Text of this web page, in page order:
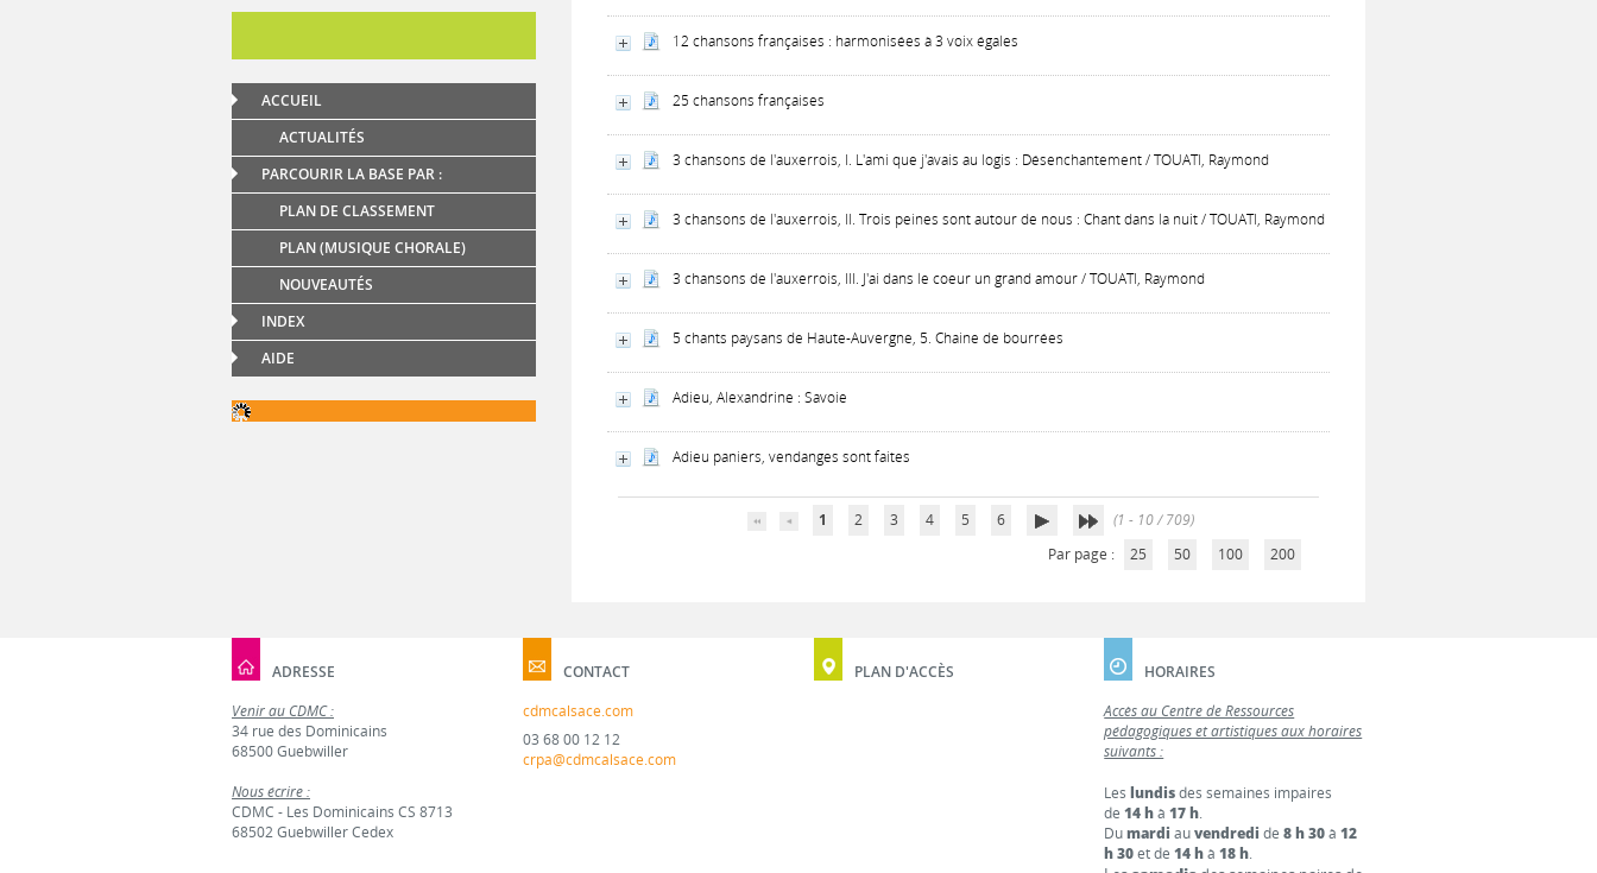
ACCUEIL
ACTUALITÉS
PARCOURIR LA BASE PAR :
PLAN DE CLASSEMENT
PLAN (MUSIQUE CHORALE)
NOUVEAUTÉS
INDEX
AIDE
12 chansons françaises : harmonisées à 3 voix égales
25 chansons françaises
3 chansons de l'auxerrois, I. L'ami que j'avais au logis : Désenchantement / TOUATI, Raymond
3 chansons de l'auxerrois, II. Trois peines sont autour de nous : Chant dans la nuit / TOUATI, Raymond
3 chansons de l'auxerrois, III. J'ai dans le coeur un grand amour / TOUATI, Raymond
5 chants paysans de Haute-Auvergne, 5. Chaine de bourrées
Adieu, Alexandrine : Savoie
Adieu paniers, vendanges sont faites
1 2 3 4 5 6
(1 - 10 / 709)
Par page :
25 50 100 200
ADRESSE
Venir au CDMC :
34 rue des Dominicains
68500 Guebwiller
Nous écrire :
CDMC - Les Dominicains CS 8713
68502 Guebwiller Cedex
CONTACT
cdmcalsace.com
03 68 00 12 12
crpa@cdmcalsace.com
PLAN D'ACCÈS
HORAIRES
Accès au Centre de Ressources
pédagogiques et artistiques aux horaires
suivants :
Leslundisdes semaines impaires
de14 hà17 h.
Dumardi auvendredi de8 h 30à12
h 30et de14 hà18 h.